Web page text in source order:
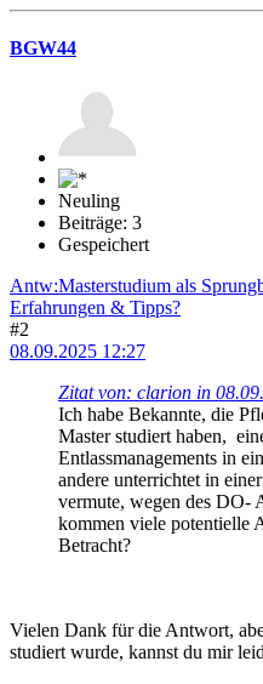
BGW44
Neuling
Beiträge: 3
Gespeichert
Antw:Masterstudium als
Erfahrungen & Tipps?
#2
08.09.2025 12:27
Zitat von: clarion in
Ich habe Bekannte, die
Master studiert haben,
Entlassmanagements in
andere unterrichtet in
vermute, wegen des DO-
kommen viele potentielle
Betracht?
Vielen Dank für die Antwort,
studiert wurde, kannst du mir